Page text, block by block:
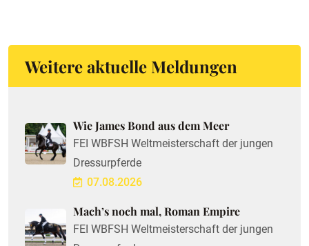
Weitere aktuelle Meldungen
Wie James Bond aus dem Meer
FEI WBFSH Weltmeisterschaft der jungen
Dressurpferde
07.08.2026
Mach’s noch mal, Roman Empire
FEI WBFSH Weltmeisterschaft der jungen